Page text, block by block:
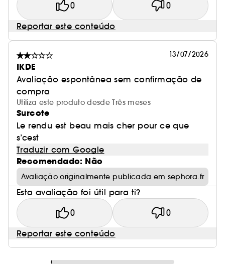
0 0
Reportar este conteúdo
13/07/2026
IKDE
Avaliação espontânea sem confirmação de
compra
Utiliza este produto desde Três meses
Surcote
Le rendu est beau mais cher pour ce que
s’cest
Traduzir com Google
Recomendado: Não
Avaliação originalmente publicada em sephora.fr
Esta avaliação foi útil para ti?
0 0
Reportar este conteúdo